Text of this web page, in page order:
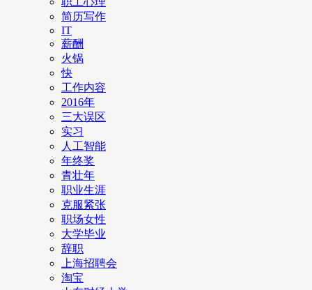
简历写作
IT
薪酬
火锅
快
工作内容
2016年
三大误区
实习
人工智能
年终奖
青壮年
职业生涯
克服紧张
职场女性
大学毕业
辞职
上海招聘会
淘宝